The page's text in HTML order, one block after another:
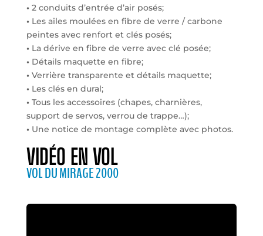
• 2 conduits d’entrée d’air posés;
• Les ailes moulées en fibre de verre / carbone
peintes avec renfort et clés posés;
• La dérive en fibre de verre avec clé posée;
• Détails maquette en fibre;
• Verrière transparente et détails maquette;
• Les clés en dural;
• Tous les accessoires (chapes, charnières,
support de servos, verrou de trappe…);
• Une notice de montage complète avec photos.
VIDÉO EN VOL
VOL DU MIRAGE 2000